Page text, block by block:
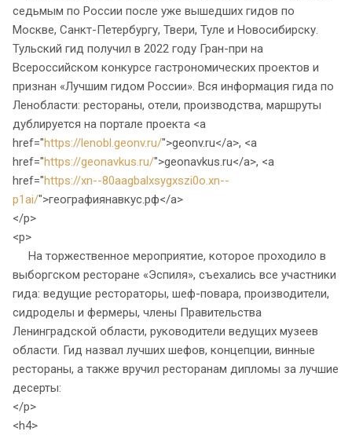
седьмым по России после уже вышедших гидов по
Москве, Санкт-Петербургу, Твери, Туле и Новосибирску.
Тульский гид получил в 2022 году Гран-при на
Всероссийском конкурсе гастрономических проектов и
признан «Лучшим гидом России». Вся информация гида по
Ленобласти: рестораны, отели, производства, маршруты
дублируется на портале проекта <a
href="https://lenobl.geonv.ru/">geonv.ru</a>, <a
href="https://geonavkus.ru/">geonavkus.ru</a>, <a
href="https://xn--80aagbalxsygxszi0o.xn--
p1ai/">географиянавкус.рф</a>
</p>
<p>
На торжественное мероприятие, которое проходило в
выборгском ресторане «Эспиля», съехались все участники
гида: ведущие рестораторы, шеф-повара, производители,
сидроделы и фермеры, члены Правительства
Ленинградской области, руководители ведущих музеев
области. Гид назвал лучших шефов, концепции, винные
рестораны, а также вручил ресторанам дипломы за лучшие
десерты:
</p>
<h4>